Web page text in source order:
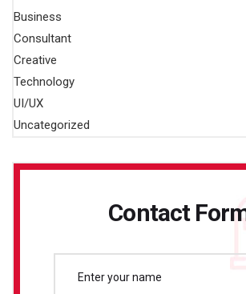
Business
Consultant
Creative
Technology
UI/UX
Uncategorized
Contact